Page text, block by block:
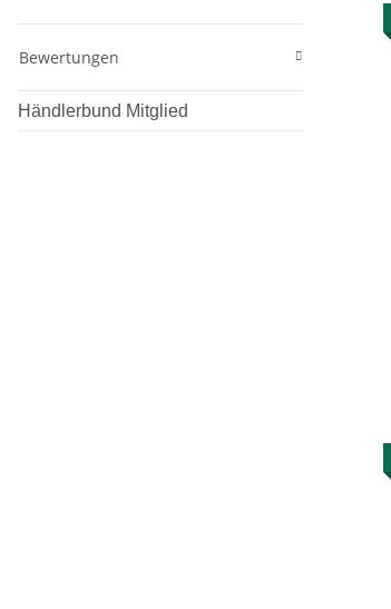
Bewertungen
Händlerbund Mitglied